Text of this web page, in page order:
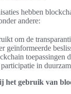
hebben
andere:
om de
geïnformeerde
toepassingen
in
het gebruik van